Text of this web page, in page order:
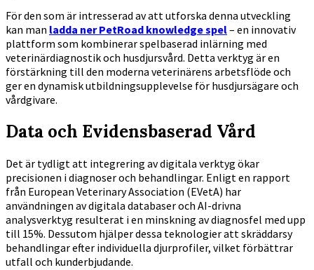
För den som är intresserad av att utforska denna utveckling
kan man ladda ner PetRoad knowledge spel– en innovativ
plattform som kombinerar spelbaserad inlärning med
veterinärdiagnostik och husdjursvård. Detta verktyg är en
förstärkning till den moderna veterinärens arbetsflöde och
ger en dynamisk utbildningsupplevelse för husdjursägare och
vårdgivare.
Data och Evidensbaserad Vård
Det är tydligt att integrering av digitala verktyg ökar
precisionen i diagnoser och behandlingar. Enligt en rapport
från European Veterinary Association (EVetA) har
användningen av digitala databaser och AI-drivna
analysverktyg resulterat i en minskning av diagnosfel med upp
till 15%. Dessutom hjälper dessa teknologier att skräddarsy
behandlingar efter individuella djurprofiler, vilket förbättrar
utfall och kunderbjudande.